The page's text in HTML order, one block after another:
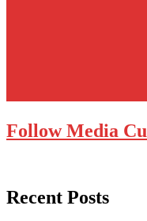
Follow Media
Recent Posts